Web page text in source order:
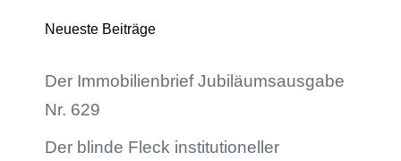
Neueste Beiträge
Der Immobilienbrief Jubiläumsausgabe
Nr. 629
Der blinde Fleck institutioneller